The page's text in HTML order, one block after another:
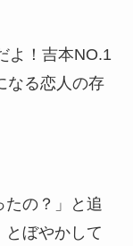
よ！吉本NO.1
なる恋人の存
の？」と追
ぼやかして